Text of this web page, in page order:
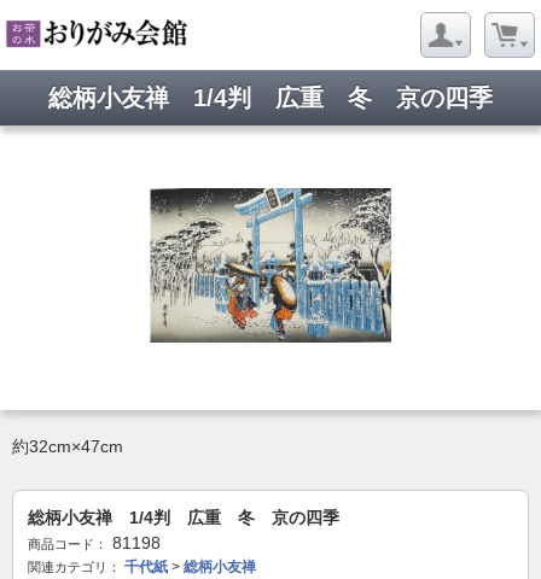
総柄小友禅 1/4判 広重 冬 京の四季
約32cm×47cm
総柄小友禅 1/4判 広重 冬 京の四季
商品コード： 81198
関連カテゴリ： 千代紙 > 総柄小友禅